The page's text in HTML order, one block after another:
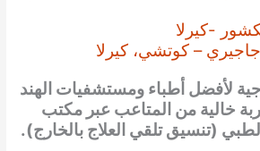
-كيرلا
– كوتشي، كيرلا
لأفضل أطباء ومستشفيات الهند
خالية من المتاعب عبر مكتب
(تنسيق تلقي العلاج بالخارج).